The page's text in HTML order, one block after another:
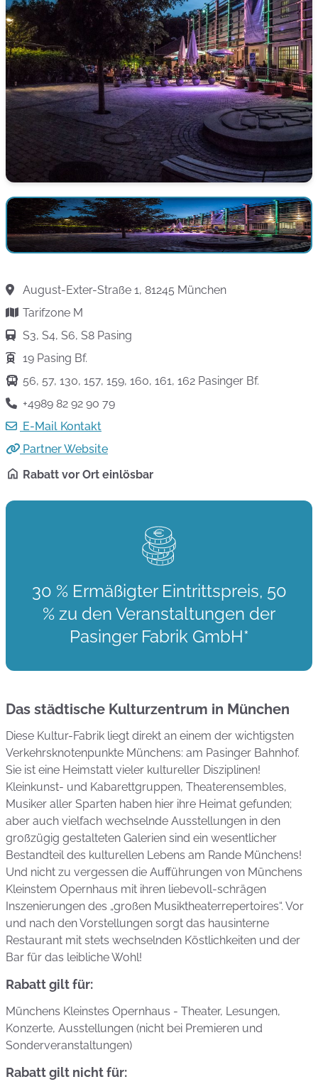
August-Exter-Straße 1, 81245 München
Tarifzone M
S3, S4, S6, S8 Pasing
19 Pasing Bf.
56, 57, 130, 157, 159, 160, 161, 162 Pasinger Bf.
+4989 82 92 90 79
E-Mail Kontakt
Partner Website
Rabatt vor Ort einlösbar
30 % Ermäßigter Eintrittspreis, 50
% zu den Veranstaltungen der
Pasinger Fabrik GmbH*
Das städtische Kulturzentrum in München
Diese Kultur-Fabrik liegt direkt an einem der wichtigsten
Verkehrsknotenpunkte Münchens: am Pasinger Bahnhof.
Sie ist eine Heimstatt vieler kultureller Disziplinen!
Kleinkunst- und Kabarettgruppen, Theaterensembles,
Musiker aller Sparten haben hier ihre Heimat gefunden;
aber auch vielfach wechselnde Ausstellungen in den
großzügig gestalteten Galerien sind ein wesentlicher
Bestandteil des kulturellen Lebens am Rande Münchens!
Und nicht zu vergessen die Aufführungen von Münchens
Kleinstem Opernhaus mit ihren liebevoll-schrägen
Inszenierungen des „großen Musiktheaterrepertoires“. Vor
und nach den Vorstellungen sorgt das hausinterne
Restaurant mit stets wechselnden Köstlichkeiten und der
Bar für das leibliche Wohl!
Rabatt gilt für:
Münchens Kleinstes Opernhaus - Theater, Lesungen,
Konzerte, Ausstellungen (nicht bei Premieren und
Sonderveranstaltungen)
Rabatt gilt nicht für: